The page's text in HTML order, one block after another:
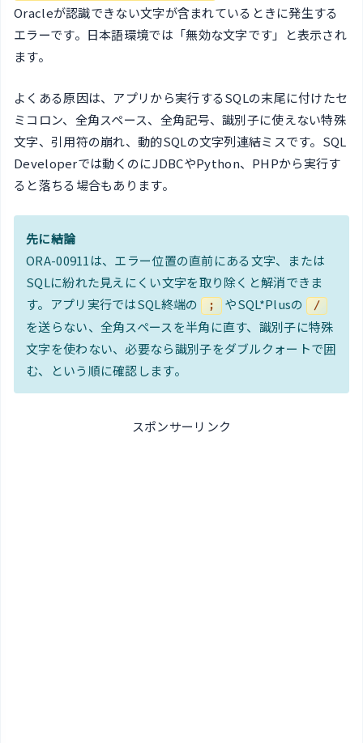
Oracleが認識できない文字が含まれているときに発生する
エラーです。日本語環境では「無効な文字です」と表示され
ます。
よくある原因は、アプリから実行するSQLの末尾に付けたセ
ミコロン、全角スペース、全角記号、識別子に使えない特殊
文字、引用符の崩れ、動的SQLの文字列連結ミスです。SQL
Developerでは動くのにJDBCやPython、PHPから実行す
ると落ちる場合もあります。
先に結論
ORA-00911は、エラー位置の直前にある文字、または
SQLに紛れた見えにくい文字を取り除くと解消できま
す。アプリ実行ではSQL終端の
; やSQL*Plusの /
を送らない、全角スペースを半角に直す、識別子に特殊
文字を使わない、必要なら識別子をダブルクォートで囲
む、という順に確認します。
スポンサーリンク